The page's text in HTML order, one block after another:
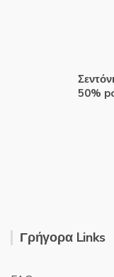
50%
Γρήγορα Links